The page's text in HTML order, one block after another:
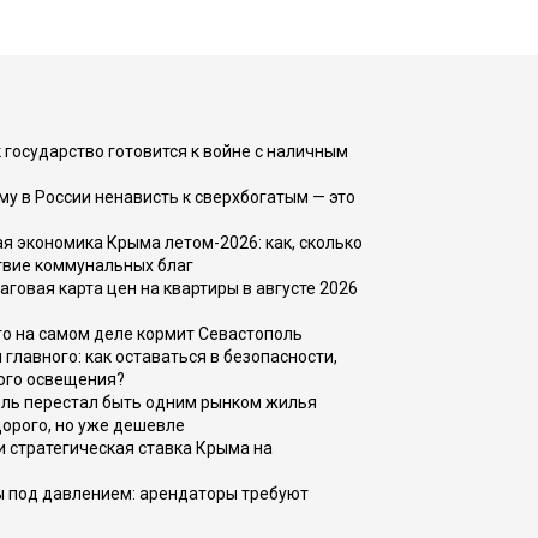
готовится к войне с наличным
в России ненависть к сверхбогатым — это
экономика Крыма летом-2026: как, сколько
коммунальных благ
карта цен на квартиры в августе 2026
на самом деле кормит Севастополь
как оставаться в безопасности,
освещения?
перестал быть одним рынком жилья
но уже дешевле
ставка Крыма на
под давлением: арендаторы требуют